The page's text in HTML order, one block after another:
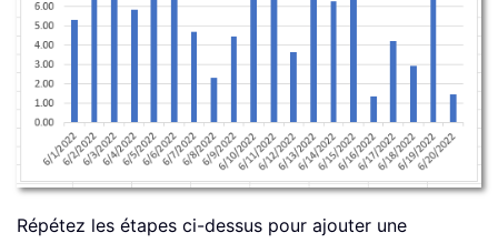
Répétez les étapes ci-dessus pour ajouter une